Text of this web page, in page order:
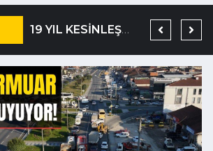
19 YIL KESİNLEŞMİŞ HAPİS CEZASIYLA ARANIYORDU